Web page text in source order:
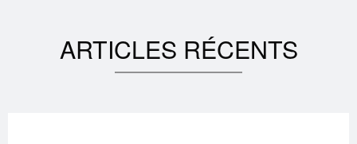
ARTICLES RÉCENTS